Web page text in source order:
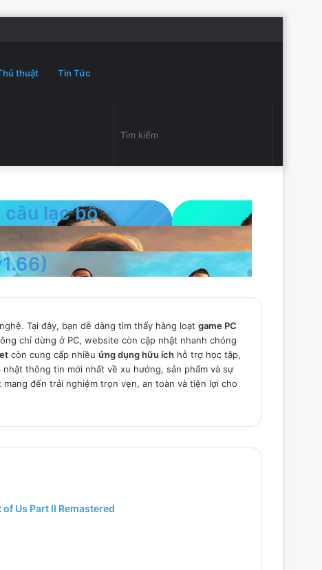
thuật Tin Tức
Switch
skin
câu lạc bộ
Tại đây, bạn dễ dàng tìm thấy hàng loạt game PC
chỉ dừng ở PC, website còn cập nhật nhanh chóng
còn cung cấp nhiều ứng dụng hữu ích hỗ trợ học tập,
thông tin mới nhất về xu hướng, sản phẩm và sự
đến trải nghiệm trọn vẹn, an toàn và tiện lợi cho
of Us Part II Remastered